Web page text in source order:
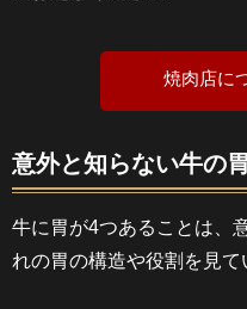
焼肉店に
意外と知らない牛の
牛に胃が4つあることは、
れの胃の構造や役割を見て